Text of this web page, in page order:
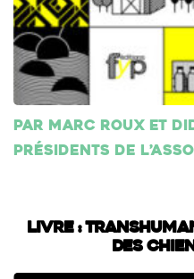
Par Marc Roux et
présidents de
Livre :
des